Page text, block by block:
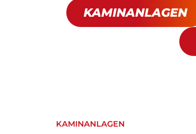
KAMINANLAGEN
KAMINANLAGEN